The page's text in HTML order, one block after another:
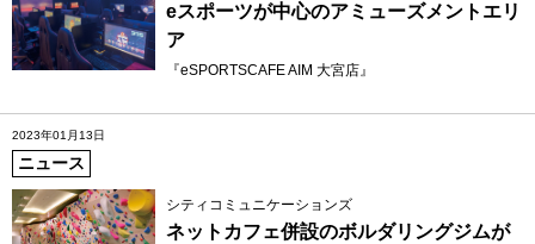
eスポーツが中心のアミューズメントエリ
ア
『eSPORTSCAFE AIM 大宮店』
2023年01月13日
ニュース
シティコミュニケーションズ
ネットカフェ併設のボルダリングジムが